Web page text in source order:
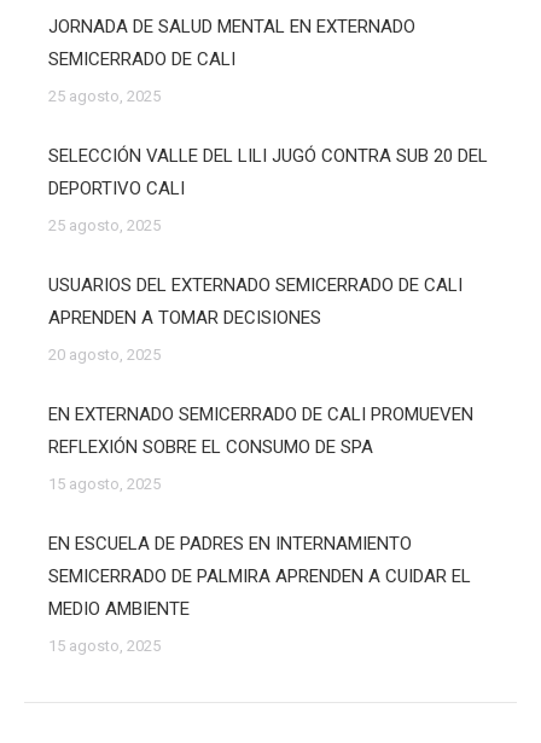
JORNADA DE SALUD MENTAL EN EXTERNADO
SEMICERRADO DE CALI
25 agosto, 2025
SELECCIÓN VALLE DEL LILI JUGÓ CONTRA SUB 20 DEL
DEPORTIVO CALI
25 agosto, 2025
USUARIOS DEL EXTERNADO SEMICERRADO DE CALI
APRENDEN A TOMAR DECISIONES
20 agosto, 2025
EN EXTERNADO SEMICERRADO DE CALI PROMUEVEN
REFLEXIÓN SOBRE EL CONSUMO DE SPA
15 agosto, 2025
EN ESCUELA DE PADRES EN INTERNAMIENTO
SEMICERRADO DE PALMIRA APRENDEN A CUIDAR EL
MEDIO AMBIENTE
15 agosto, 2025